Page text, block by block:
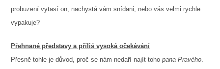
probuzení vytasí on; nachystá vám snídani, nebo vás velmi rychle
vypakuje?
Přehnané představy a příliš vysoká očekávání
Přesně tohle je důvod, proč se nám nedaří najít toho pana Pravého.